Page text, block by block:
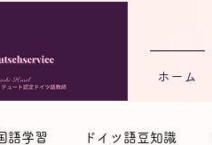
語学習 ドイツ語豆知識
ホーム